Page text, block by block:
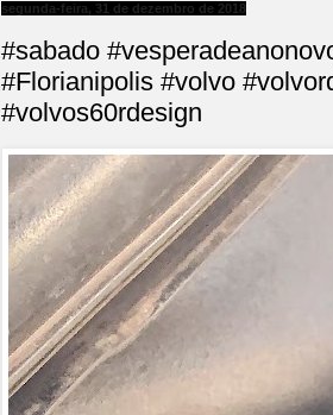
segunda-feira, 31 de dezembro de 2018
#sabado
#Florianipolis #volvo
#volvos60rdesign